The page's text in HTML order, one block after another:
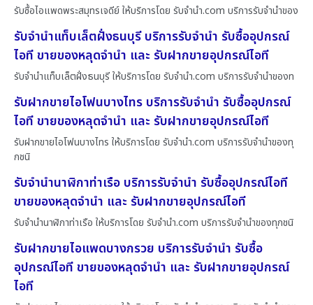
รับซื้อไอแพดพระสมุทรเจดีย์ ให้บริการโดย รับจํานํา.com บริการรับจำนำของ
รับจำนำแท็บเล็ตฝั่งธนบุรี บริการรับจำนำ รับซื้ออุปกรณ์
ไอที ขายของหลุดจำนำ และ รับฝากขายอุปกรณ์ไอที
รับจำนำแท็บเล็ตฝั่งธนบุรี ให้บริการโดย รับจํานํา.com บริการรับจำนำของท
รับฝากขายไอโฟนบางไทร บริการรับจำนำ รับซื้ออุปกรณ์
ไอที ขายของหลุดจำนำ และ รับฝากขายอุปกรณ์ไอที
รับฝากขายไอโฟนบางไทร ให้บริการโดย รับจํานํา.com บริการรับจำนำของทุ
กชนิ
รับจำนำนาฬิกาท่าเรือ บริการรับจำนำ รับซื้ออุปกรณ์ไอที
ขายของหลุดจำนำ และ รับฝากขายอุปกรณ์ไอที
รับจำนำนาฬิกาท่าเรือ ให้บริการโดย รับจํานํา.com บริการรับจำนำของทุกชนิ
รับฝากขายไอแพดบางกรวย บริการรับจำนำ รับซื้อ
อุปกรณ์ไอที ขายของหลุดจำนำ และ รับฝากขายอุปกรณ์
ไอที